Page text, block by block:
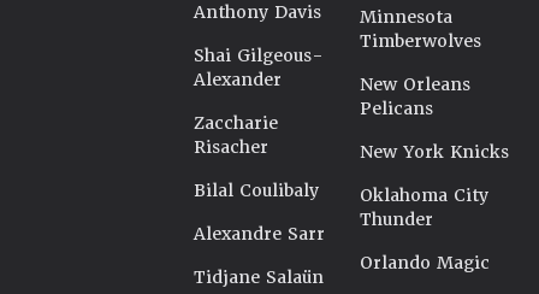
Anthony Davis
Shai Gilgeous-
Alexander
Zaccharie
Risacher
Bilal Coulibaly
Alexandre Sarr
Tidjane Salaün
Minnesota
Timberwolves
New Orleans
Pelicans
New York Knicks
Oklahoma City
Thunder
Orlando Magic